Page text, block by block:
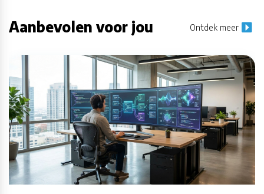
Aanbevolen voor jou Ontdek meer